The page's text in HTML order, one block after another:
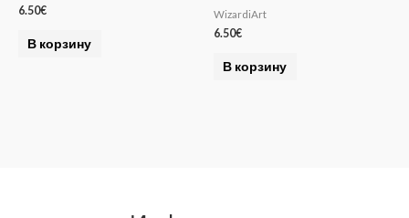
6.50€
В корзину
WizardiArt
6.50€
В корзину